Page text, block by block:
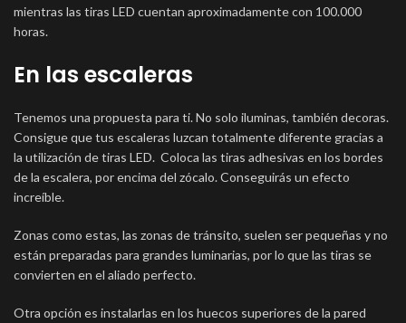
mientras las tiras LED cuentan aproximadamente con 100.000
horas.
En las escaleras
Tenemos una propuesta para ti. No solo iluminas, también decoras.
Consigue que tus escaleras luzcan totalmente diferente gracias a
la utilización de tiras LED. Coloca las tiras adhesivas en los bordes
de la escalera, por encima del zócalo. Conseguirás un efecto
increíble.
Zonas como estas, las zonas de tránsito, suelen ser pequeñas y no
están preparadas para grandes luminarias, por lo que las tiras se
convierten en el aliado perfecto.
Otra opción es instalarlas en los huecos superiores de la pared